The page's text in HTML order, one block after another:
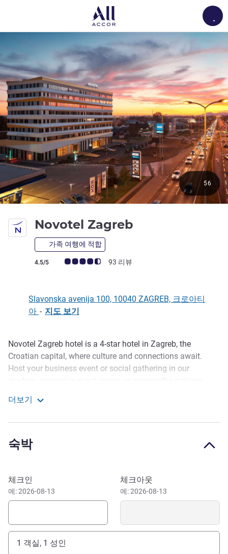
Novotel Zagreb
가족 여행에 적합
고객 평점 (ALL 평가)
4.5/5 93 리뷰
56
Slavonska avenija 100, 10040 ZAGREB, 크로아티
아 - 지도 보기
호텔설명
Novotel Zagreb hotel is a 4-star hotel in Zagreb, the
Croatian capital, where culture and connections await.
Host your business event or social gathering in our
museums. We're close to the airport, and we have plenty of
surroundings of our restaurant and bar make it an inviting
You'll find us in an emerging business hub in the Resnik
district, with a shopping centre nearby. We're just off a
major road that leads to the city, so it's easy to explore
just 15 minutes away. The capital is known for its eclectic
collection of museums, including the Museum of Broken
Relationships, the Zagreb 80's museum, and the
더보기
숙박
이 호텔 예약하기
체크인
예: 2026-08-13
체크아웃
예: 2026-08-13
1 객실, 1 성인